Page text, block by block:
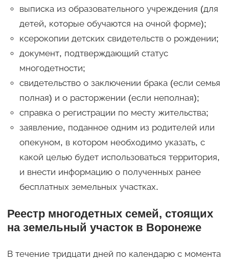
выписка из образовательного учреждения (для
детей, которые обучаются на очной форме);
ксерокопии детских свидетельств о рождении;
документ, подтверждающий статус
многодетности;
свидетельство о заключении брака (если семья
полная) и о расторжении (если неполная);
справка о регистрации по месту жительства;
заявление, поданное одним из родителей или
опекуном, в котором необходимо указать, с
какой целью будет использоваться территория,
и внести информацию о полученных ранее
бесплатных земельных участках.
Реестр многодетных семей, стоящих
на земельный участок в Воронеже
В течение тридцати дней по календарю с момента